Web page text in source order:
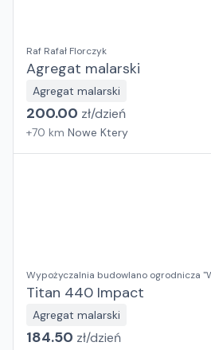
Raf Rafał Florczyk
Agregat malarski
Agregat malarski
200.00 zł/dzień
+70 km Nowe Ktery
Wypożyczalnia budowlano ogrodnicza
Titan 440 Impact
Agregat malarski
184.50 zł/dzień